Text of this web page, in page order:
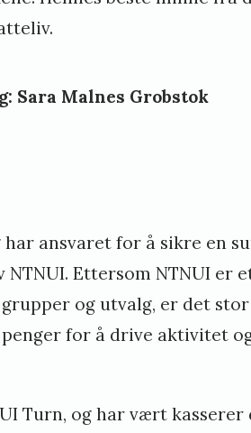
Sara Malnes Grobstok
ansvaret for å sikre en
Ettersom NTNUI er
og utvalg, er det stor
for å drive aktivitet
Turn, og har vært kasserer